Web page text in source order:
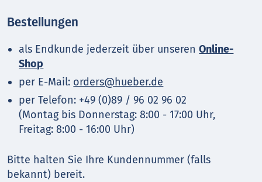
Bestellungen
als Endkunde jederzeit über unserenOnline-
Shop
per E-Mail: orders@hueber.de
per Telefon: +49 (0)89 / 96 02 96 02
(Montag bis Donnerstag: 8:00 - 17:00 Uhr,
Freitag: 8:00 - 16:00 Uhr)
Bitte halten Sie Ihre Kundennummer (falls
bekannt) bereit.